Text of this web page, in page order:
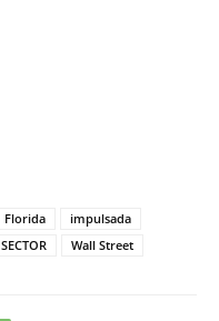
Florida
impulsada
SECTOR Wall Street